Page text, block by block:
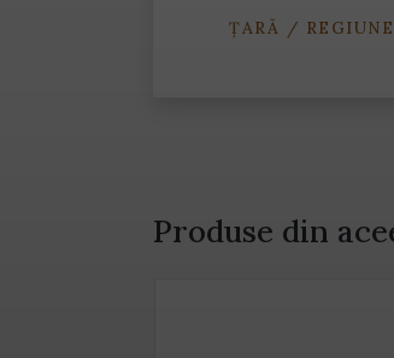
ȚARĂ /
Produse din